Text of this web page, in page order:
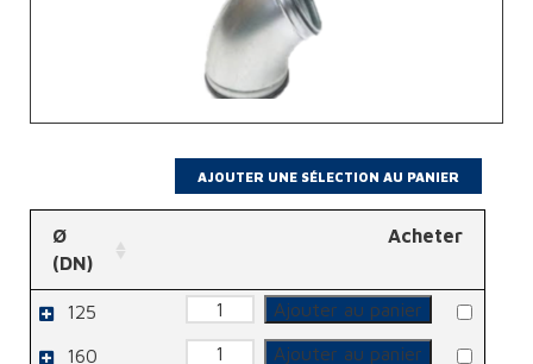
Ø
(DN)
Acheter
125 quantité
de
Coude
60°
Ajouter au panier
160 quantité
Ajouter au panier